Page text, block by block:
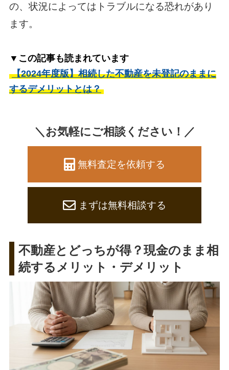
の、状況によってはトラブルになる恐れがあり
ます。
▼この記事も読まれています
【2024年度版】相続した不動産を未登記のままに
するデメリットとは？
＼お気軽にご相談ください！／
無料査定を依頼する
まずは無料相談する
不動産とどっちが得？現金のまま相
続するメリット・デメリット